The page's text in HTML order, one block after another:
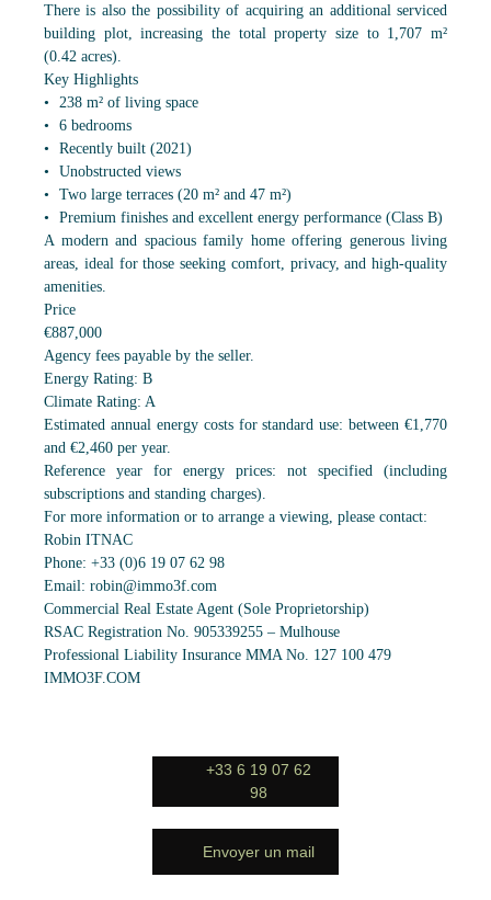
There is also the possibility of acquiring an additional serviced
building plot, increasing the total property size to 1,707 m²
(0.42 acres).
Key Highlights
238 m² of living space
6 bedrooms
Recently built (2021)
Unobstructed views
Two large terraces (20 m² and 47 m²)
Premium finishes and excellent energy performance (Class B)
A modern and spacious family home offering generous living
areas, ideal for those seeking comfort, privacy, and high-quality
amenities.
Price
€887,000
Agency fees payable by the seller.
Energy Rating: B
Climate Rating: A
Estimated annual energy costs for standard use: between €1,770
and €2,460 per year.
Reference year for energy prices: not specified (including
subscriptions and standing charges).
For more information or to arrange a viewing, please contact:
Robin ITNAC
Phone: +33 (0)6 19 07 62 98
Email: robin@immo3f.com
Commercial Real Estate Agent (Sole Proprietorship)
RSAC Registration No. 905339255 – Mulhouse
Professional Liability Insurance MMA No. 127 100 479
IMMO3F.COM
+33 6 19 07 62
98
Envoyer un mail